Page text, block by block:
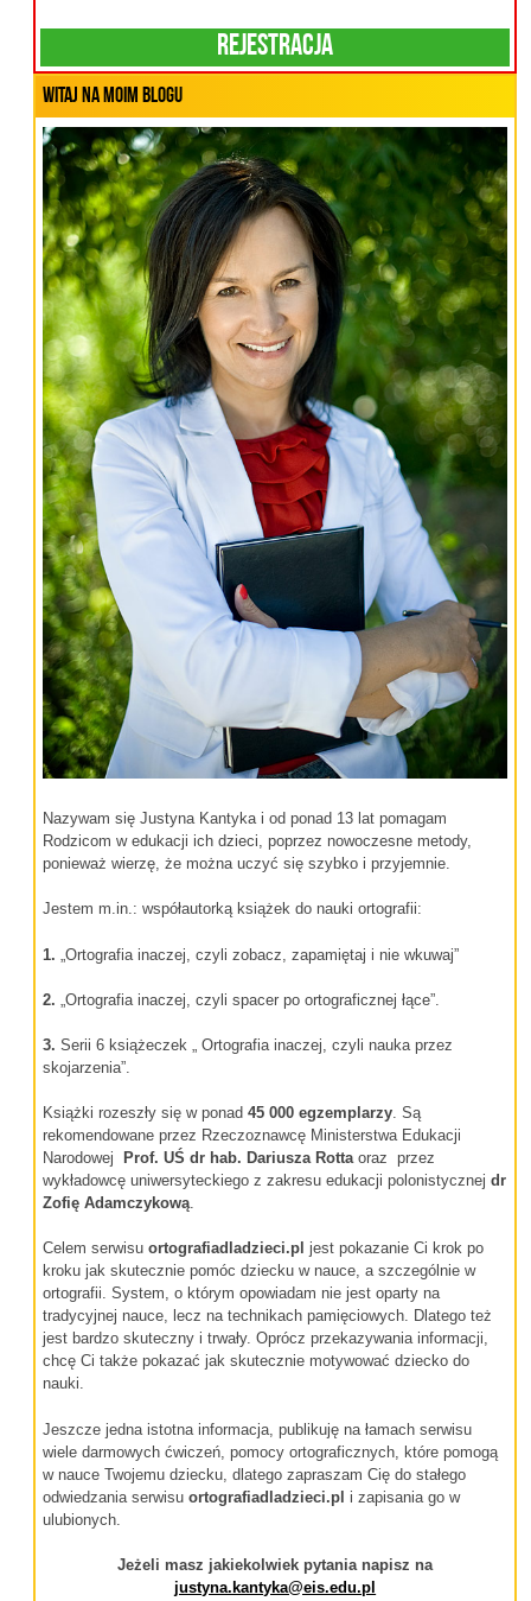
Rejestracja
Witaj na moim blogu
Nazywam się Justyna Kantyka i od ponad 13 lat pomagam
Rodzicom w edukacji ich dzieci, poprzez nowoczesne metody,
ponieważ wierzę, że można uczyć się szybko i przyjemnie.
Jestem m.in.: współautorką książek do nauki ortografii:
1. „Ortografia inaczej, czyli zobacz, zapamiętaj i nie wkuwaj”
2. „Ortografia inaczej, czyli spacer po ortograficznej łące”.
3. Serii 6 książeczek „ Ortografia inaczej, czyli nauka przez
skojarzenia”.
Książki rozeszły się w ponad45 000 egzemplarzy. Są
rekomendowane przez Rzeczoznawcę Ministerstwa Edukacji
Narodowej
Prof. UŚ dr hab. Dariusza Rottaoraz przez
wykładowcę uniwersyteckiego z zakresu edukacji polonistycznej dr
Zofię Adamczykową.
Celem serwisuortografiadladzieci.pl jest pokazanie Ci krok po
kroku jak skutecznie pomóc dziecku w nauce, a szczególnie w
ortografii. System, o którym opowiadam nie jest oparty na
tradycyjnej nauce, lecz na technikach pamięciowych. Dlatego też
jest bardzo skuteczny i trwały. Oprócz przekazywania informacji,
chcę Ci także pokazać jak skutecznie motywować dziecko do
nauki.
Jeszcze jedna istotna informacja, publikuję na łamach serwisu
wiele darmowych ćwiczeń, pomocy ortograficznych, które pomogą
w nauce Twojemu dziecku, dlatego zapraszam Cię do stałego
odwiedzania serwisuortografiadladzieci.pli zapisania go w
ulubionych.
Jeżeli masz jakiekolwiek pytania napisz na
justyna.kantyka@eis.edu.pl